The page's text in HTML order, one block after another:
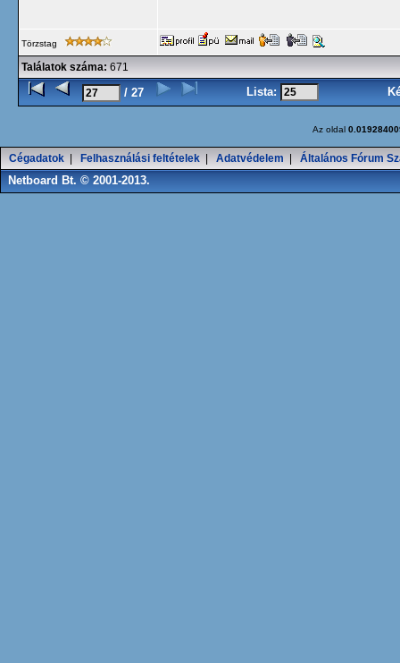
Törzstag
Találatok száma: 671
/ 27 Lista:
Az oldal
Cégadatok Felhasználási feltételek Adatvédelem Általános Fórum
Netboard Bt. © 2001-2013.